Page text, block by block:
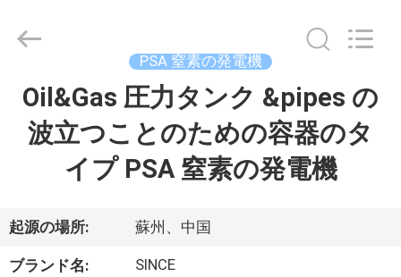
家
わ
2026
JoShining
Co.,Ltd.
Reserved.
PSA 窒素の発電機
Oil&Gas 圧力タンク &pipes の
波立つことのための容器のタ
イプ PSA 窒素の発電機
起源の場所: 蘇州、中国
ブランド名: SINCE